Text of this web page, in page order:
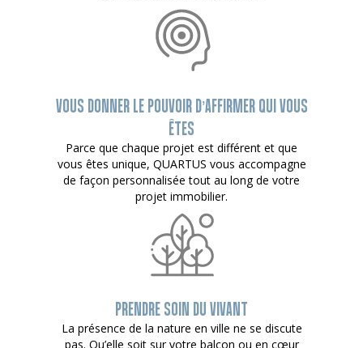
VOUS DONNER LE POUVOIR D’AFFIRMER QUI VOUS
ÊTES
Parce que chaque projet est différent et que
vous êtes unique, QUARTUS vous accompagne
de façon personnalisée tout au long de votre
projet immobilier.
PRENDRE SOIN DU VIVANT
La présence de la nature en ville ne se discute
pas. Qu’elle soit sur votre balcon ou en cœur